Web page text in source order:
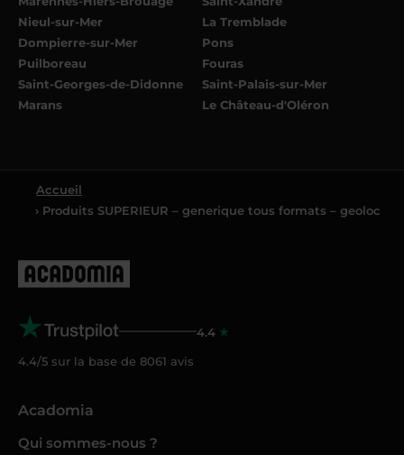
Nieul-sur-Mer
Dompierre-sur-Mer
Puilboreau
Saint-Georges-de-Didonne
Marans
La Tremblade
Pons
Fouras
Saint-Palais-sur-Mer
Le Château-d'Oléron
Accueil
› Produits SUPERIEUR – generique tous formats – geoloc
4.4
4.4/5 sur la base de 8061 avis
Acadomia
Qui sommes-nous ?